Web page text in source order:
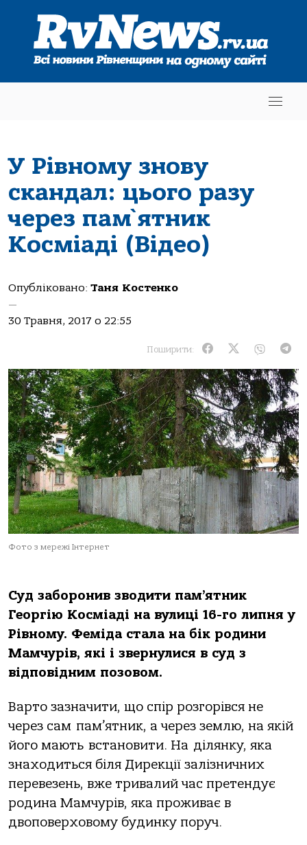
У Рівному знову
скандал: цього разу
через пам`ятник
Косміаді (Відео)
Опубліковано: Таня Костенко
—
30 Травня, 2017 о 22:55
Поширити:
Фото з мережі Інтернет
Суд заборонив зводити пам’ятник
Георгію Косміаді на вулиці 16-го липня у
Рівному. Феміда стала на бік родини
Мамчурів, які і звернулися в суд з
відповідним позовом.
Варто зазначити, що спір розгорівся не
через сам пам’ятник, а через землю, на якій
його мають встановити. На ділянку, яка
знаходиться біля Дирекції залізничних
перевезень, вже тривалий час претендує
родина Мамчурів, яка проживає в
двоповерховому будинку поруч.